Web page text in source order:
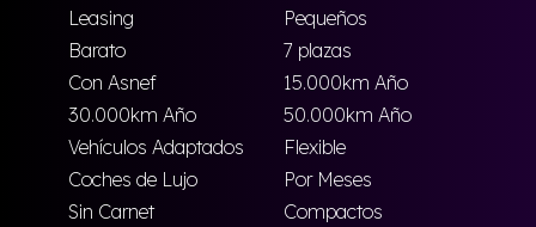
Leasing
Pequeños
Barato
7 plazas
Con Asnef
15.000km Año
30.000km Año
50.000km Año
Vehículos Adaptados
Flexible
Coches de Lujo
Por Meses
Sin Carnet
Compactos